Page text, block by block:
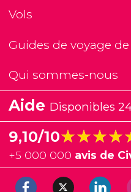
Vols
Guides de voyage
Qui sommes-nous
Aide Disponibles
9,10/10
+5 000 000 avis de